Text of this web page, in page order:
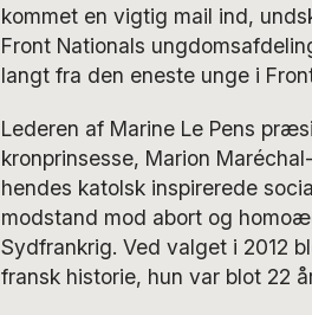
kommet en vigtig mail ind,
Front Nationals
langt fra den eneste unge i
Lederen af Marine Le Pens
kronprinsesse, Marion
hendes katolsk inspirerede
modstand mod abort og
Sydfrankrig. Ved valget i 2012
fransk historie, hun var blot 22